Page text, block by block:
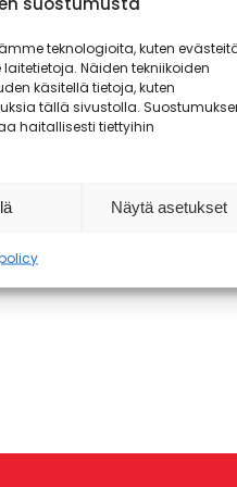
teknologioita, kuten
Näiden tekniikoiden
käsitellä tietoja, kuten
tällä sivustolla.
haitallisesti tiettyihin
Näytä asetukset
Student Union. With an
must be signed
opinion on it. If
council of
Tikkarinne or